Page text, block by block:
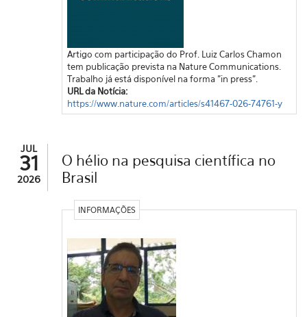
Artigo com participação do Prof. Luiz Carlos Chamon
tem publicação prevista na Nature Communications.
Trabalho já está disponível na forma "in press".
URL da Notícia:
https://www.nature.com/articles/s41467-026-74761-y
JUL
31
2026
O hélio na pesquisa científica no
Brasil
INFORMAÇÕES